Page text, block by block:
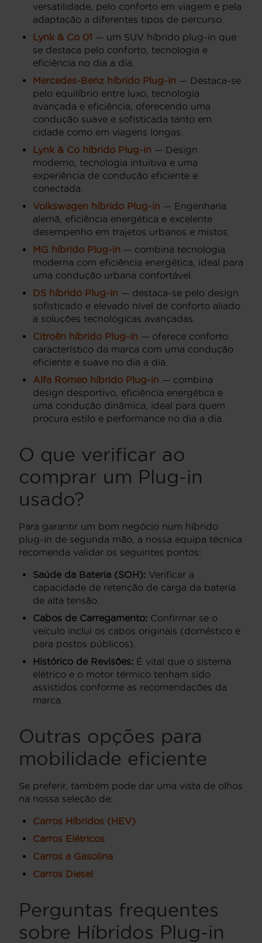
versatilidade, pelo conforto em viagem e pela
adaptação a diferentes tipos de percurso.
Lynk & Co 01 — um SUV híbrido plug-in que
se destaca pelo conforto, tecnologia e
eficiência no dia a dia.
Mercedes-Benz híbrido Plug-in — Destaca-se
pelo equilíbrio entre luxo, tecnologia
avançada e eficiência, oferecendo uma
condução suave e sofisticada tanto em
cidade como em viagens longas.
Lynk & Co híbrido Plug-in — Design
moderno, tecnologia intuitiva e uma
experiência de condução eficiente e
conectada.
Volkswagen híbrido Plug-in — Engenharia
alemã, eficiência energética e excelente
desempenho em trajetos urbanos e mistos.
MG híbrido Plug-in — combina tecnologia
moderna com eficiência energética, ideal para
uma condução urbana confortável.
DS híbrido Plug-in — destaca-se pelo design
sofisticado e elevado nível de conforto aliado
a soluções tecnológicas avançadas.
Citroën híbrido Plug-in — oferece conforto
característico da marca com uma condução
eficiente e suave no dia a dia.
Alfa Romeo híbrido Plug-in — combina
design desportivo, eficiência energética e
uma condução dinâmica, ideal para quem
procura estilo e performance no dia a dia.
O que verificar ao
comprar um Plug-in
usado?
Para garantir um bom negócio num híbrido
plug-in de segunda mão, a nossa equipa técnica
recomenda validar os seguintes pontos:
Saúde da Bateria (SOH): Verificar a
capacidade de retenção de carga da bateria
de alta tensão.
Cabos de Carregamento: Confirmar se o
veículo inclui os cabos originais (doméstico e
para postos públicos).
Histórico de Revisões: É vital que o sistema
elétrico e o motor térmico tenham sido
assistidos conforme as recomendações da
marca.
Outras opções para
mobilidade eficiente
Se preferir, também pode dar uma vista de olhos
na nossa seleção de:
Carros Híbridos (HEV)
Carros Elétricos
Carros a Gasolina
Carros Diesel
Perguntas frequentes
sobre Híbridos Plug-in